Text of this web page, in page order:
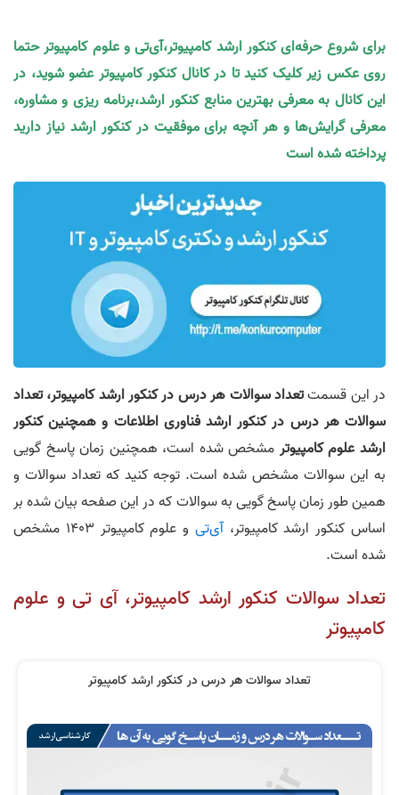
برای شروع حرفه‌ای کنکور ارشد کامپیوتر،آی‌تی و علوم کامپیوتر حتما
روی عکس زیر کلیک کنید تا در کانال کنکور کامپیوتر عضو شوید، در
این کانال به معرفی بهترین منابع کنکور ارشد،برنامه ریزی و مشاوره،
معرفی گرایش‌ها و هر آنچه برای موفقیت در کنکور ارشد نیاز دارید
پرداخته شده است
در این قسمتتعداد سوالات هر درس در کنکور ارشد کامپیوتر،تعداد
سوالات هر درس در کنکور ارشد فناوری اطلاعات و همچنین کنکور
ارشد علوم کامپیوتر مشخص شده است، همچنین زمان پاسخ گویی
به این سوالات مشخص شده است. توجه کنید که تعداد سوالات و
همین طور زمان پاسخ گویی به سوالات که در این صفحه بیان شده بر
اساس کنکور ارشد کامپیوتر،آی‌تی
و علوم کامپیوتر 1403 مشخص
شده است.
تعداد سوالات کنکور ارشد کامپیوتر، آی تی و علوم
کامپیوتر
تعداد سوالات هر درس در کنکور ارشد کامپیوتر